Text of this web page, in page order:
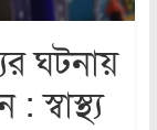
ঘটনায়